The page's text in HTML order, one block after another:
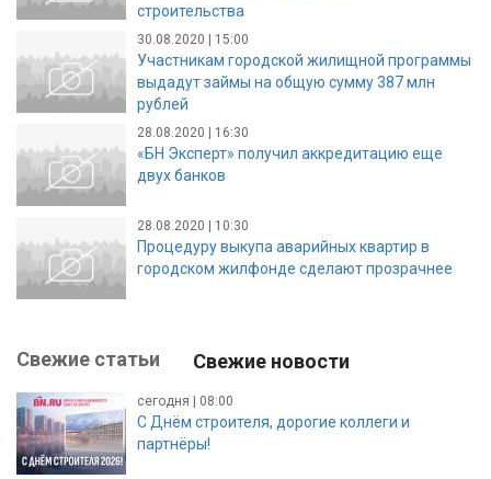
строительства
30.08.2020 | 15:00
Участникам городской жилищной программы
выдадут займы на общую сумму 387 млн
рублей
28.08.2020 | 16:30
«БН Эксперт» получил аккредитацию еще
двух банков
28.08.2020 | 10:30
Процедуру выкупа аварийных квартир в
городском жилфонде сделают прозрачнее
Свежие статьи Свежие новости
сегодня | 08:00
С Днём строителя, дорогие коллеги и
партнёры!